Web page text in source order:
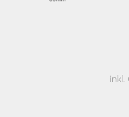
inkl.